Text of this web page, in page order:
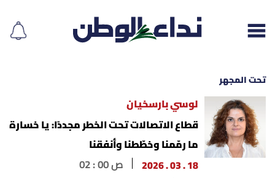
إقرأ الجريدة
لبنان
تحت المجهر
لوسي بارسخيان
قطاع الاتصالات تحت الخطر مجددًا: يا خسارة
ما رمّمنا وخطّطنا وأنفقنا
18 . 03 . 2026
02 : 00 ص